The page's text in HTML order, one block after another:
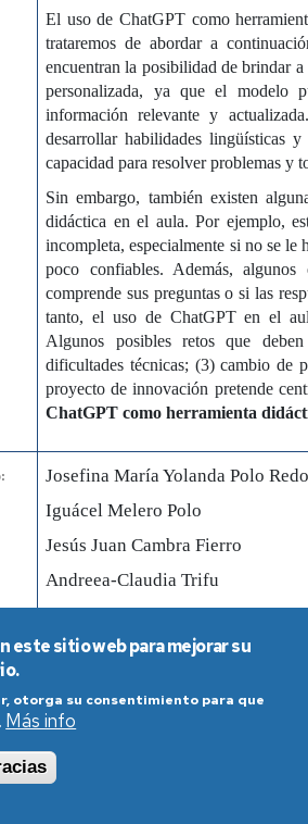
El uso de ChatGPT como
trataremos de abordar a
encuentran la posibilidad de brindar
personalizada, ya que el modelo
información relevante y
desarrollar habilidades lingüísticas
capacidad para resolver problemas y
Sin embargo, también existen
didáctica en el aula. Por ejemplo,
incompleta, especialmente si no se le
poco confiables. Además,
comprende sus preguntas o si las
tanto, el uso de ChatGPT en el
Algunos posibles retos que
dificultades técnicas; (3) cambio de
proyecto de innovación pretende
ChatGPT como herramienta
Josefina María Yolanda Polo
Iguácel Melero Polo
Jesús Juan Cambra Fierro
Andreea-Claudia Trifu
María Eugenia López Pérez
de Dirección de Marketing e
participa en distintos Proyectos de
como responsable o como miembro.
proyectos de innovación docente de la
durante el curso 2022-2023.
este sitio web para mejorar su
otorga su consentimiento para que
Más info